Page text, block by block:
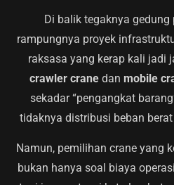
Di balik tegaknya
rampungnya proyek
raksasa yang kerap kali jadi
crawler cranedan mobile
sekadar “pengangkat
tidaknya distribusi beban
Namun, pemilihan crane yang
bukan hanya soal biaya